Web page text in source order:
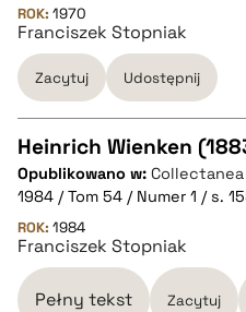
BIBTEX
pobierz cytat
ROK: 1970
Franciszek Stopniak
Zacytuj Udostępnij
CZYSTY TEKST
pobierz cytat
Heinrich Wienken
Opublikowano w:
1984 / Tom 54 / Numer 1 / s.
ROK: 1984
Franciszek Stopniak
Pełny tekst Zacytuj